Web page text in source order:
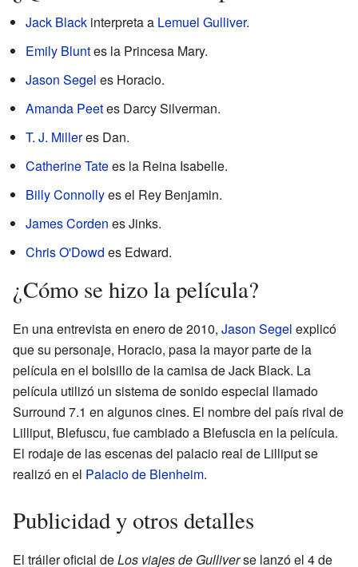
Jack Black interpreta a Lemuel Gulliver.
Emily Bluntes la Princesa Mary.
Jason Segel es Horacio.
Amanda Peetes Darcy Silverman.
T. J. Milleres Dan.
Catherine Tatees la Reina Isabelle.
Billy Connollyes el Rey Benjamin.
James Corden es Jinks.
Chris O'Dowd es Edward.
¿Cómo se hizo la película?
En una entrevista en enero de 2010, Jason Segel explicó
que su personaje, Horacio, pasa la mayor parte de la
película en el bolsillo de la camisa de Jack Black. La
película utilizó un sistema de sonido especial llamado
Surround 7.1 en algunos cines. El nombre del país rival de
Lilliput, Blefuscu, fue cambiado a Blefuscia en la película.
El rodaje de las escenas del palacio real de Lilliput se
realizó en el Palacio de Blenheim.
Publicidad y otros detalles
El tráiler oficial deLos viajes de Gulliverse lanzó el 4 de